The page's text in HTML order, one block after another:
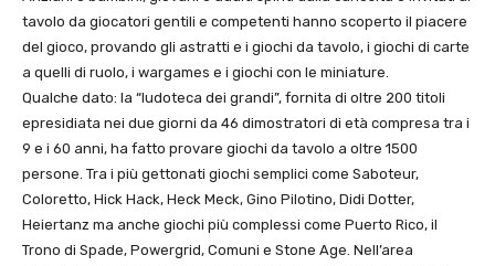
tavolo da giocatori gentili e competenti hanno scoperto il piacere
del gioco, provando gli astratti e i giochi da tavolo, i giochi di carte
a quelli di ruolo, i wargames e i giochi con le miniature.
Qualche dato: la “ludoteca dei grandi”, fornita di oltre 200 titoli
epresidiata nei due giorni da 46 dimostratori di età compresa tra i
9 e i 60 anni, ha fatto provare giochi da tavolo a oltre 1500
persone. Tra i più gettonati giochi semplici come Saboteur,
Coloretto, Hick Hack, Heck Meck, Gino Pilotino, Didi Dotter,
Heiertanz ma anche giochi più complessi come Puerto Rico, il
Trono di Spade, Powergrid, Comuni e Stone Age. Nell’area